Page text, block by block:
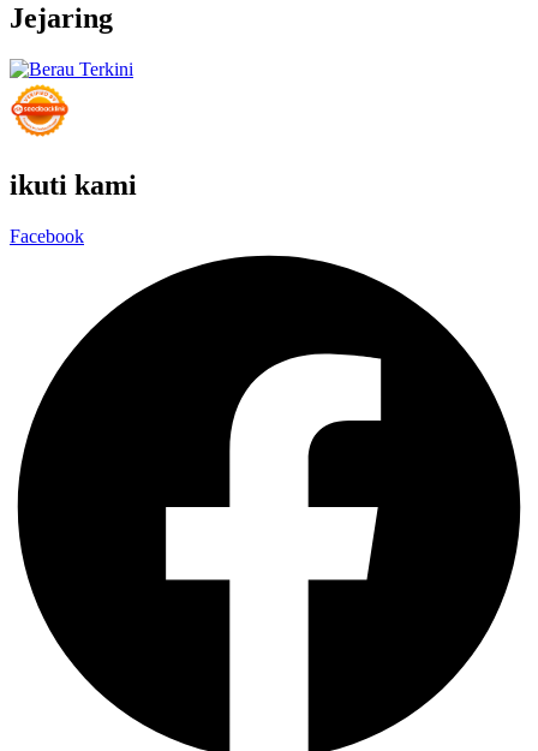
Jejaring
ikuti kami
Facebook